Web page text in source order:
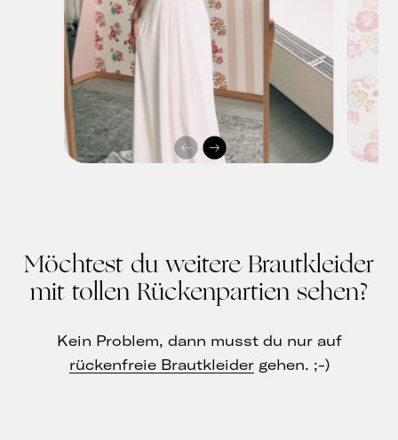
Möchtest du weitere Brautkleider
mit tollen Rückenpartien sehen?
Kein Problem, dann musst du nur auf
rückenfreie Brautkleidergehen. ;-)